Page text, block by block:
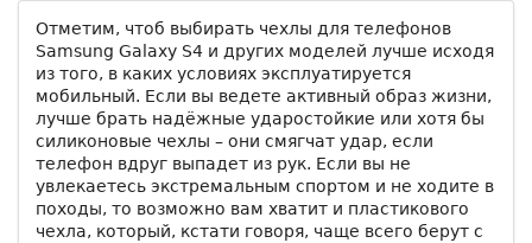
Отметим, чтоб выбирать чехлы для телефонов
Samsung Galaxy S4 и других моделей лучше исходя
из того, в каких условиях эксплуатируется
мобильный. Если вы ведете активный образ жизни,
лучше брать надёжные ударостойкие или хотя бы
силиконовые чехлы – они смягчат удар, если
телефон вдруг выпадет из рук. Если вы не
увлекаетесь экстремальным спортом и не ходите в
походы, то возможно вам хватит и пластикового
чехла, который, кстати говоря, чаще всего берут с